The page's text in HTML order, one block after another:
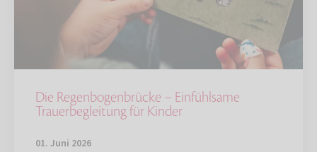
Die Regenbogenbrücke – Einfühlsame
Trauerbegleitung für Kinder
01. Juni 2026